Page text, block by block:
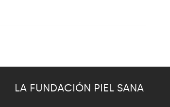
LA FUNDACIÓN PIEL SANA